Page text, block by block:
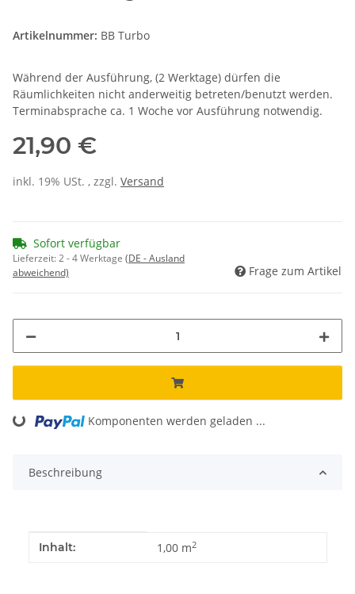
Artikelnummer: BB Turbo
Während der Ausführung, (2 Werktage) dürfen die
Räumlichkeiten nicht anderweitig betreten/benutzt werden.
Terminabsprache ca. 1 Woche vor Ausführung notwendig.
21,90 €
inkl. 19% USt. , zzgl. Versand
Sofort verfügbar
Lieferzeit:2 - 4 Werktage (DE - Ausland
abweichend)
Frage zum Artikel
Loading... Komponenten werden geladen ...
Beschreibung
Produkteigenschaft
Wert
Inhalt: 1,00 m2